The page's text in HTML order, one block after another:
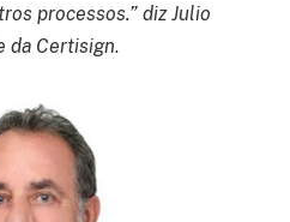
processos.” diz Julio
da Certisign.